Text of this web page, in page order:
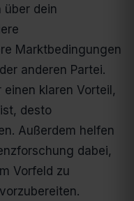
über dein
Marktbedingungen
anderen Partei.
klaren Vorteil,
desto
Außerdem helfen
dabei,
Vorfeld zu